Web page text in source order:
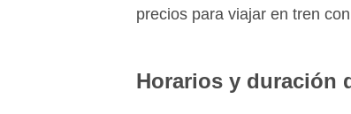
precios para viajar en tren
Horarios y duración